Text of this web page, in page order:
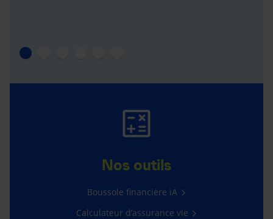
Nos outils
Boussole financière iA
Calculateur d’assurance vie